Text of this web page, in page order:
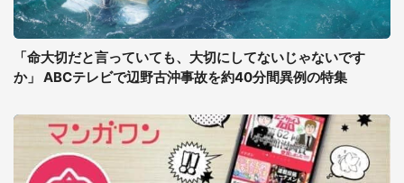
「命大切だと言っていても、大切にしてないじゃないです
か」 ABCテレビで辺野古沖事故を約40分間異例の特集